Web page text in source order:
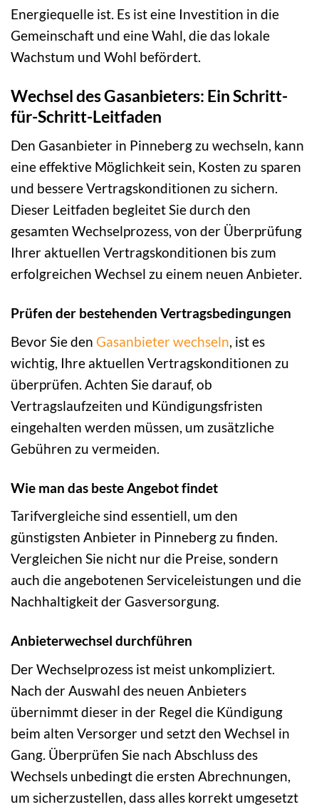
Energiequelle ist. Es ist eine Investition in die
Gemeinschaft und eine Wahl, die das lokale
Wachstum und Wohl befördert.
Wechsel des Gasanbieters: Ein Schritt-
für-Schritt-Leitfaden
Den Gasanbieter in Pinneberg zu wechseln, kann
eine effektive Möglichkeit sein, Kosten zu sparen
und bessere Vertragskonditionen zu sichern.
Dieser Leitfaden begleitet Sie durch den
gesamten Wechselprozess, von der Überprüfung
Ihrer aktuellen Vertragskonditionen bis zum
erfolgreichen Wechsel zu einem neuen Anbieter.
Prüfen der bestehenden Vertragsbedingungen
Bevor Sie den Gasanbieter wechseln, ist es
wichtig, Ihre aktuellen Vertragskonditionen zu
überprüfen. Achten Sie darauf, ob
Vertragslaufzeiten und Kündigungsfristen
eingehalten werden müssen, um zusätzliche
Gebühren zu vermeiden.
Wie man das beste Angebot findet
Tarifvergleiche sind essentiell, um den
günstigsten Anbieter in Pinneberg zu finden.
Vergleichen Sie nicht nur die Preise, sondern
auch die angebotenen Serviceleistungen und die
Nachhaltigkeit der Gasversorgung.
Anbieterwechsel durchführen
Der Wechselprozess ist meist unkompliziert.
Nach der Auswahl des neuen Anbieters
übernimmt dieser in der Regel die Kündigung
beim alten Versorger und setzt den Wechsel in
Gang. Überprüfen Sie nach Abschluss des
Wechsels unbedingt die ersten Abrechnungen,
um sicherzustellen, dass alles korrekt umgesetzt